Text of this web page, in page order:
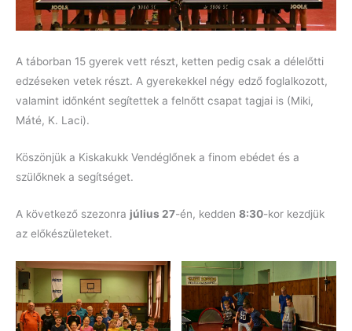
A táborban 15 gyerek vett részt, ketten pedig csak a délelőtti
edzéseken vetek részt. A gyerekekkel négy edző foglalkozott,
valamint időnként segítettek a felnőtt csapat tagjai is (Miki,
Máté, K. Laci).
Köszönjük a Kiskakukk Vendéglőnek a finom ebédet és a
szülőknek a segítséget.
A következő szezonra július 27-én, kedden 8:30-kor kezdjük
az előkészületeket.